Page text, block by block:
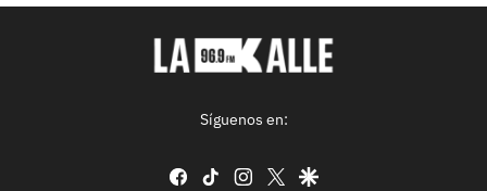
Síguenos en:
facebook
tiktok instagram
twittergoogle